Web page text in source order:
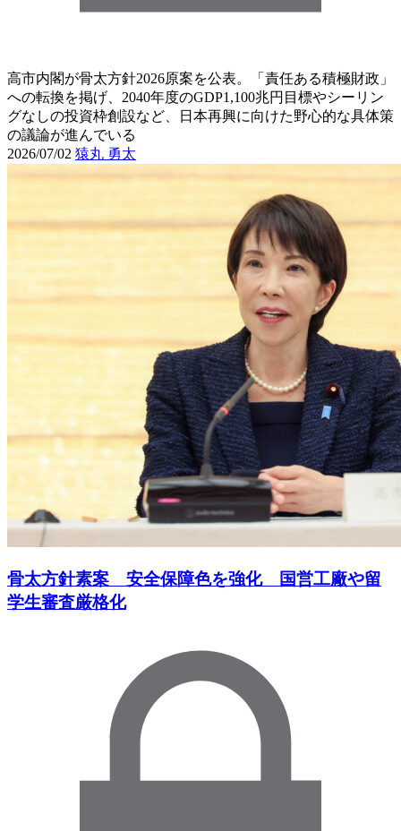
高市内閣が骨太方針2026原案を公表。「責任ある積極財政」
への転換を掲げ、2040年度のGDP1,100兆円目標やシーリン
グなしの投資枠創設など、日本再興に向けた野心的な具体策
の議論が進んでいる
2026/07/02 猿丸 勇太
骨太方針素案 安全保障色を強化 国営工廠や留
学生審査厳格化